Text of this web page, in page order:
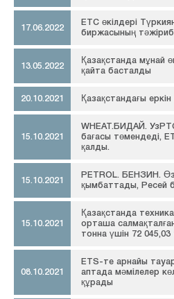
17.06.2022
ЕТС өкілдері
биржасының
13.05.2022
Қазақстанда мұнай
қайта басталды
20.10.2021 Қазақстандағы еркін
15.10.2021
WHEAT.БИДАЙ.
бағасы төмендеді,
қалды.
15.10.2021
PETROL. БЕНЗИН.
қымбаттады, Ресей
15.10.2021
Қазақстанда
орташа
тонна үшін 72 045,03
08.10.2021
ETS-те арнайы
аптада мәмілелер
құрады